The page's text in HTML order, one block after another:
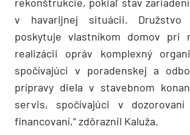
v havarijnej situácii. Družstvo
poskytuje vlastníkom domov pri
realizácii opráv komplexný
spočívajúci v poradenskej a
prípravy diela v stavebnom
servis, spočívajúci v
financovaní,“ zdôraznil Kaluža.